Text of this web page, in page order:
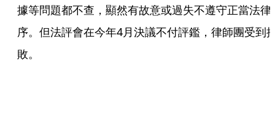
據等問題都不查，顯然有故意或過失不遵守正當法律
序。但法評會在今年4月決議不付評鑑，律師團受到
敗。